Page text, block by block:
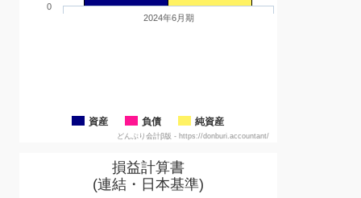
資産 負債 純資産
2024年6月期
0
どんぶり会計β版 - https://donburi.accountant/
損益計算書
(連結・日本基準)